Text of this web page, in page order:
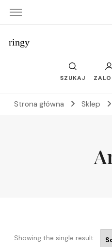
ringy
SZUKAJ
Strona główna Sklep
Showing the single result